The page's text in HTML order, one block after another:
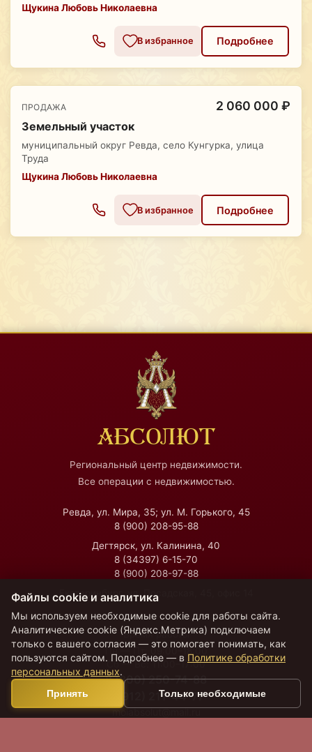
Щукина Любовь Николаевна
В избранное Подробнее
ПРОДАЖА 2 060 000 ₽
Земельный участок
муниципальный округ Ревда, село Кунгурка, улица
Труда
Щукина Любовь Николаевна
В избранное Подробнее
АБСОЛЮТ
Региональный центр недвижимости.
Все операции с недвижимостью.
Ревда, ул. Мира, 35; ул. М. Горького, 45
8 (900) 208-95-88
Дегтярск, ул. Калинина, 40
8 (34397) 6-15-70
8 (900) 208-97-88
Екатеринбург, ул. Посадская, 45, офис 14
Время работы
Пн — Пт:
09:00–18:00
Сб — Вс:11:00–17:00
8 (800) 250-74-88
8 (912) 211-44-77
moiabsolut@mail.ru
Файлы cookie и аналитика
Мы используем необходимые cookie для работы сайта.
Аналитические cookie (Яндекс.Метрика) подключаем
только с вашего согласия — это помогает понимать, как
пользуются сайтом. Подробнее — в Политике обработки
персональных данных.
Принять Только необходимые